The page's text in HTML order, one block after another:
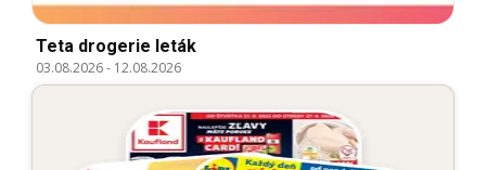
Teta drogerie leták
03.08.2026- 12.08.2026